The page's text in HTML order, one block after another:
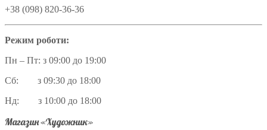
+38 (098) 820-36-36
Режим роботи:
Пн – Пт: з 09:00 до 19:00
Сб: з 09:30 до 18:00
Нд: з 10:00 до 18:00
Магазин «Художник»